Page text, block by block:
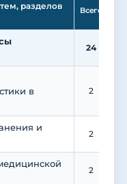
разделов
Всего
24
в
2
и
2
2